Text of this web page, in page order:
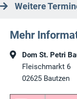
Weitere
Mehr
Dom St. Petri
Fleischmarkt 6
02625 Bautzen